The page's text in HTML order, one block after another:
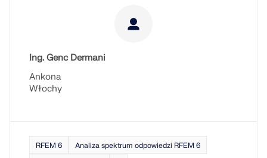
Ing. Genc Dermani
Ankona
Włochy
RFEM 6
Analiza spektrum odpowiedzi RFEM 6